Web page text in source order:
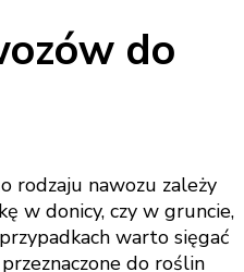
do
rodzaju nawozu zależy
w donicy, czy w gruncie,
warto sięgać
do roślin